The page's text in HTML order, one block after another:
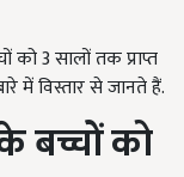
3 सालों तक प्राप्त
में विस्तार से जानते हैं.
बच्चों को